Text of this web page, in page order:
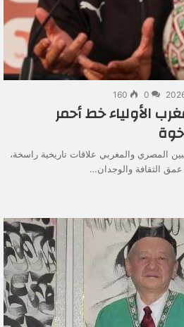
0
160
الأولياء خط أحمر
المصري والمغربي علاقات تاريخية راسخة،
عمق الثقافة والوجدان…